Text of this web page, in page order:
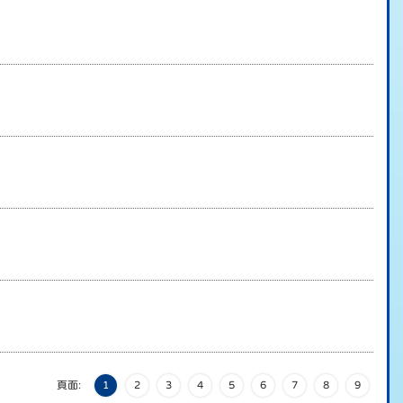
頁面: 1 2 3 4 5 6 7 8 9